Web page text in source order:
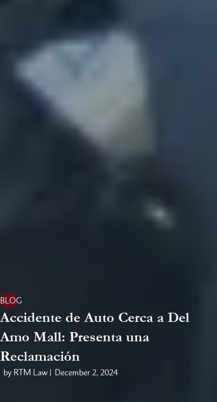
BLOG
Accidente de Auto Cerca a Del
Amo Mall: Presenta una
Reclamación
by RTM Law | December 2, 2024